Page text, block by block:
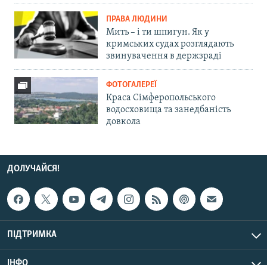
ПРАВА ЛЮДИНИ
Мить – і ти шпигун. Як у
кримських судах розглядають
звинувачення в держзраді
ФОТОГАЛЕРЕЇ
Краса Сімферопольського
водосховища та занедбаність
довкола
ДОЛУЧАЙСЯ!
ПІДТРИМКА
ІНФО